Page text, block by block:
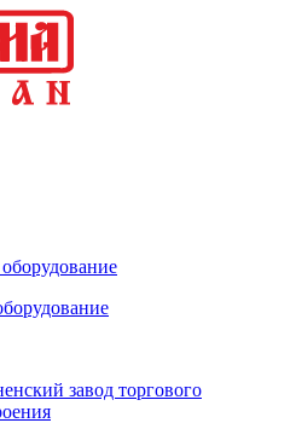
завод торгового